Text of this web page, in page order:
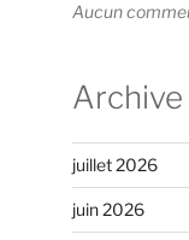
Aucun
Archive
juillet 2026
juin 2026